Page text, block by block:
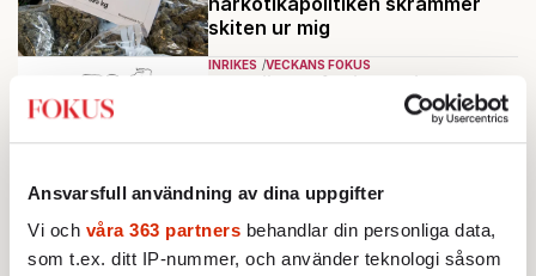
Ansvarsfull användning av dina uppgifter
Vi och våra 363 partners behandlar din personliga data,
som t.ex. ditt IP-nummer, och använder teknologi såsom
skiten ur mig
INRIKES VECKANS FOKUS
Samhällets farliga smitta
Professor i matematik: Halva
om en månad
Av: Ulrika Fjällborg